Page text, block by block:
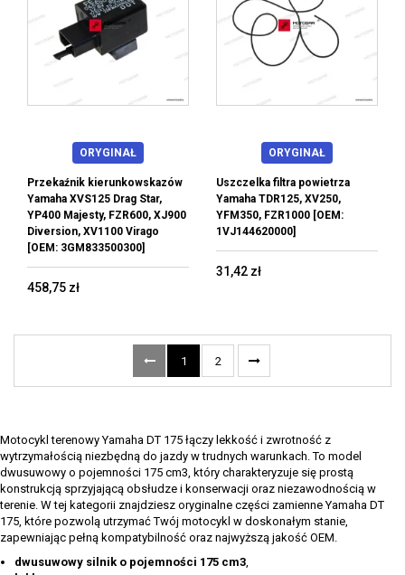
ORYGINAŁ
Przekaźnik kierunkowskazów
Yamaha XVS125 Drag Star,
YP400 Majesty, FZR600, XJ900
Diversion, XV1100 Virago
[OEM: 3GM833500300]
458,75 zł
ORYGINAŁ
Uszczelka filtra powietrza
Yamaha TDR125, XV250,
YFM350, FZR1000 [OEM:
1VJ144620000]
31,42 zł
1 2
Motocykl terenowy Yamaha DT 175 łączy lekkość i zwrotność z
wytrzymałością niezbędną do jazdy w trudnych warunkach. To model
dwusuwowy o pojemności 175 cm3, który charakteryzuje się prostą
konstrukcją sprzyjającą obsłudze i konserwacji oraz niezawodnością w
terenie. W tej kategorii znajdziesz oryginalne części zamienne Yamaha DT
175, które pozwolą utrzymać Twój motocykl w doskonałym stanie,
zapewniając pełną kompatybilność oraz najwyższą jakość OEM.
dwusuwowy silnik o pojemności 175 cm3,